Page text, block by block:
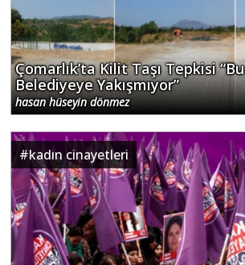
Çomarlık’ta Kilit Taşı Tepkisi
Belediyeye Yakışmıyor”
hasan hüseyin dönmez
#kadın cinayetleri